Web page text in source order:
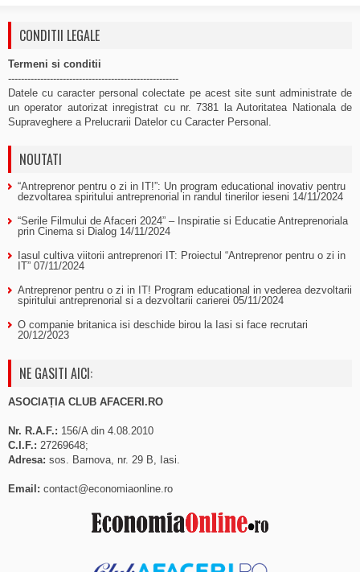
CONDITII LEGALE
Termeni si conditii
-----------------------------------------------------
Datele cu caracter personal colectate pe acest site sunt administrate de
un operator autorizat inregistrat cu nr. 7381 la Autoritatea Nationala de
Supraveghere a Prelucrarii Datelor cu Caracter Personal.
NOUTATI
“Antreprenor pentru o zi in IT!”: Un program educational inovativ pentru
dezvoltarea spiritului antreprenorial in randul tinerilor ieseni 14/11/2024
“Serile Filmului de Afaceri 2024” – Inspiratie si Educatie Antreprenoriala
prin Cinema si Dialog 14/11/2024
Iasul cultiva viitorii antreprenori IT: Proiectul “Antreprenor pentru o zi in
IT” 07/11/2024
Antreprenor pentru o zi in IT! Program educational in vederea dezvoltarii
spiritului antreprenorial si a dezvoltarii carierei 05/11/2024
O companie britanica isi deschide birou la Iasi si face recrutari
20/12/2023
NE GASITI AICI:
ASOCIAȚIA CLUB AFACERI.RO
Nr. R.A.F.: 156/A din 4.08.2010
C.I.F.: 27269648;
Adresa: sos. Barnova, nr. 29 B, Iasi.
Email: contact@economiaonline.ro